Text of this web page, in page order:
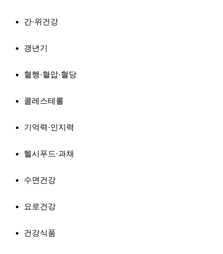
간·위건강
갱년기
혈행·혈압·혈당
콜레스테롤
기억력·인지력
헬시푸드·과채
수면건강
요로건강
건강식품